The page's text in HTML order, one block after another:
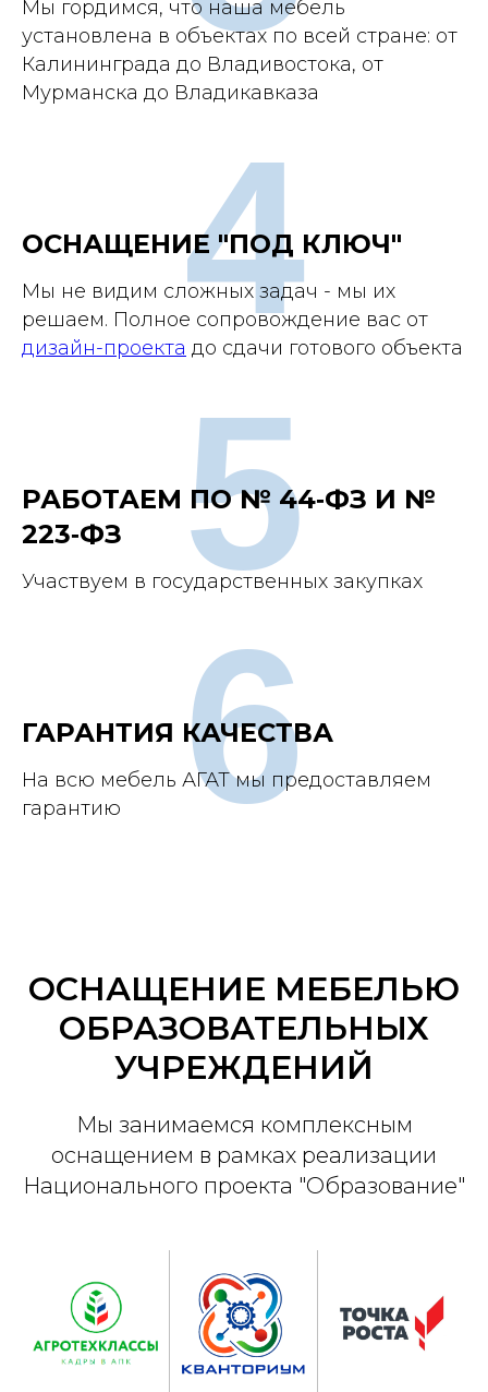
Мы гордимся, что наша мебель
установлена в объектах по всей стране: от
Калининграда до Владивостока, от
Мурманска до Владикавказа
ОСНАЩЕНИЕ "ПОД КЛЮЧ"
Мы не видим сложных задач - мы их
решаем. Полное сопровождение вас от
дизайн-проекта до сдачи готового объекта
4
РАБОТАЕМ ПО № 44‑ФЗ И №
223‑ФЗ
Участвуем в государственных закупках
5
ГАРАНТИЯ КАЧЕСТВА
На всю мебель АГАТ мы предоставляем
гарантию
6
ОСНАЩЕНИЕ МЕБЕЛЬЮ
ОБРАЗОВАТЕЛЬНЫХ
УЧРЕЖДЕНИЙ
Мы занимаемся комплексным
оснащением в рамках реализации
Национального проекта "Образование"